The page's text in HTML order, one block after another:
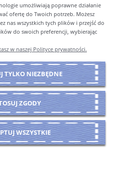
I DOSTAWA
NAS
WERSJĘ STRONY
Shoper Premium
umożliwiają poprawne działanie
ofertę do Twoich potrzeb. Możesz
nas wszystkich tych plików i przejść do
do swoich preferencji, wybierając
w naszej Polityce prywatności.
TYLKO NIEZBĘDNE
ZGODY
WSZYSTKIE